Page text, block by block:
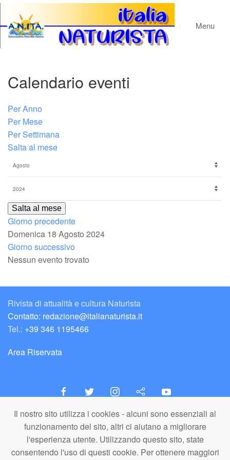
Il nostro sito utilizza i cookies - alcuni sono essenziali al
funzionamento del sito, altri ci aiutano a migliorare
l'esperienza utente. Utilizzando questo sito, state
consentendo l'uso di questi cookie. Per ottenere maggiori
Menu
Calendario eventi
Per Anno
Per Mese
Per Settimana
Salta al mese
Salta al mese
Giorno precedente
Domenica 18 Agosto 2024
Giorno successivo
Nessun evento trovato
Rivista di attualità e cultura Naturista
Contatto: redazione@italianaturista.it
Tel.: +39 346 1195466
Area Riservata
italiaNATURISTA
Editore e Redazione
A.N.ITA. Associazione Naturista Italiana (APS)
C.F. 80203710159